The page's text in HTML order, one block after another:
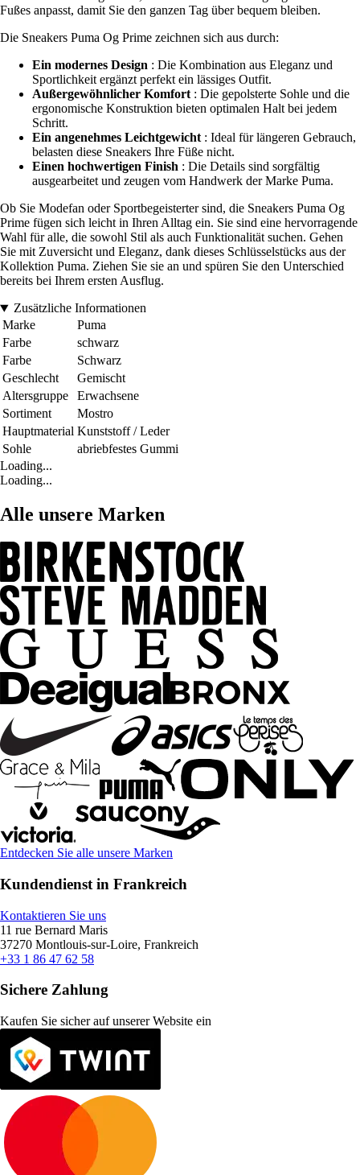
Fußes anpasst, damit Sie den ganzen Tag über bequem bleiben.
Die Sneakers Puma Og Prime zeichnen sich aus durch:
Ein modernes Design : Die Kombination aus Eleganz und
Sportlichkeit ergänzt perfekt ein lässiges Outfit.
Außergewöhnlicher Komfort: Die gepolsterte Sohle und die
ergonomische Konstruktion bieten optimalen Halt bei jedem
Schritt.
Ein angenehmes Leichtgewicht: Ideal für längeren Gebrauch,
belasten diese Sneakers Ihre Füße nicht.
Einen hochwertigen Finish : Die Details sind sorgfältig
ausgearbeitet und zeugen vom Handwerk der Marke Puma.
Ob Sie Modefan oder Sportbegeisterter sind, die Sneakers Puma Og
Prime fügen sich leicht in Ihren Alltag ein. Sie sind eine hervorragende
Wahl für alle, die sowohl Stil als auch Funktionalität suchen. Gehen
Sie mit Zuversicht und Eleganz, dank dieses Schlüsselstücks aus der
Kollektion Puma. Ziehen Sie sie an und spüren Sie den Unterschied
bereits bei Ihrem ersten Ausflug.
Zusätzliche Informationen
Marke
Puma
Farbe
schwarz
Farbe
Schwarz
Geschlecht
Gemischt
Altersgruppe
Erwachsene
Sortiment
Mostro
Hauptmaterial Kunststoff / Leder
Sohle
abriebfestes Gummi
Loading...
Loading...
Alle unsere Marken
Entdecken Sie alle unsere Marken
Kundendienst in Frankreich
Kontaktieren Sie uns
11 rue Bernard Maris
37270 Montlouis-sur-Loire, Frankreich
+33 1 86 47 62 58
Sichere Zahlung
Kaufen Sie sicher auf unserer Website ein